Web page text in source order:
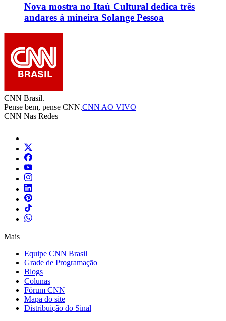
Nova mostra no Itaú Cultural dedica três
andares à mineira Solange Pessoa
CNN Brasil.
Pense bem, pense CNN.CNN AO VIVO
CNN Nas Redes
Mais
Equipe CNN Brasil
Grade de Programação
Blogs
Colunas
Fórum CNN
Mapa do site
Distribuição do Sinal